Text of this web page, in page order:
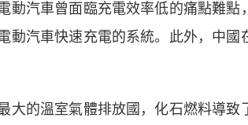
動汽車曾面臨充電效率低的痛點難點
動汽車快速充電的系統。此外，中國
的溫室氣體排放國，化石燃料導致